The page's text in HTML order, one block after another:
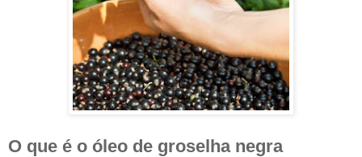
O que é o óleo de groselha negra